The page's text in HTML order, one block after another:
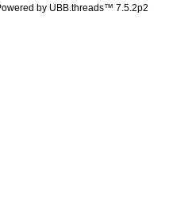
by UBB.threads™ 7.5.2p2